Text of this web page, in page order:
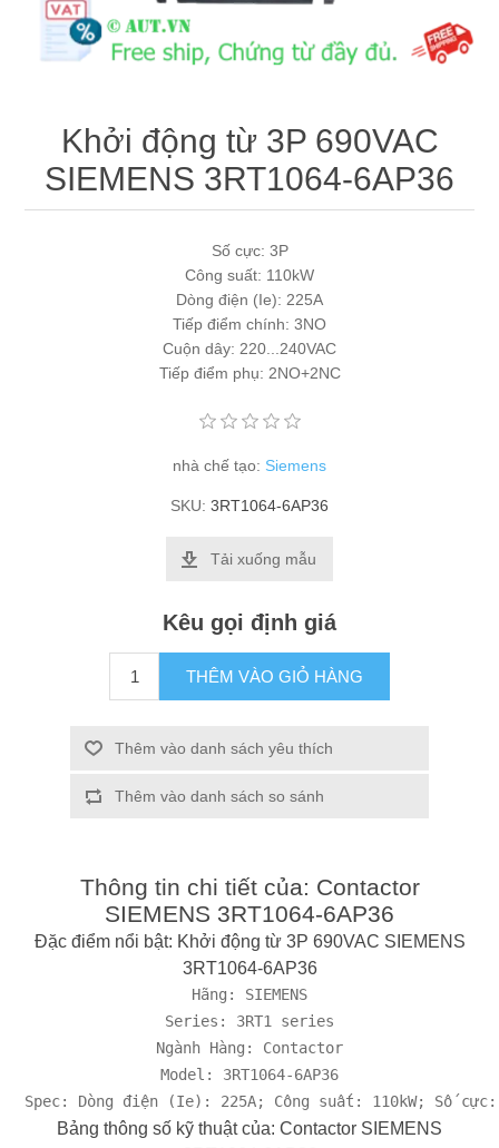
Máy tính công nghiệp
Động cơ servo 2 phase
Quạt thông gió
Phụ Kiện Schneider
Phụ Kiện Siemens
Khởi động từ 3P 690VAC
SIEMENS 3RT1064-6AP36
Số cực: 3P
Công suất: 110kW
Dòng điện (Ie): 225A
Tiếp điểm chính: 3NO
Cuộn dây: 220...240VAC
Tiếp điểm phụ: 2NO+2NC
nhà chế tạo: Siemens
SKU: 3RT1064-6AP36
Tải xuống mẫu
Kêu gọi định giá
THÊM VÀO GIỎ HÀNG
Thêm vào danh sách yêu thích
Thêm vào danh sách so sánh
Thông tin chi tiết của: Contactor
SIEMENS 3RT1064-6AP36
Đặc điểm nổi bật: Khởi động từ 3P 690VAC SIEMENS
3RT1064-6AP36
Hãng: SIEMENS
Series: 3RT1 series
Ngành Hàng: Contactor
Model: 3RT1064-6AP36
Spec: Dòng điện (Ie): 225A; Công suất: 110kW; Số
Bảng thông số kỹ thuật của: Contactor SIEMENS